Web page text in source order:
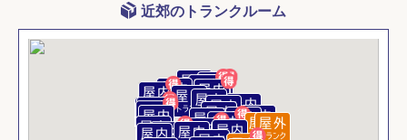
近郊のトランクルーム